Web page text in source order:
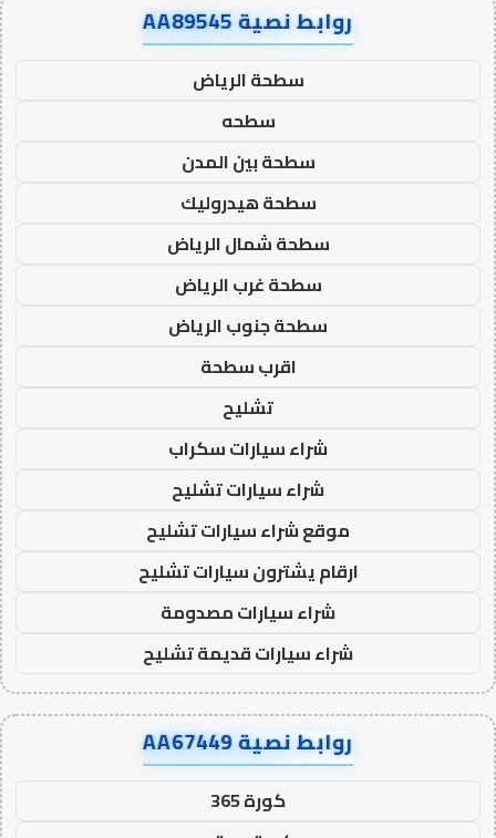
روابط نصية AA89545
سطحة الرياض
سطحه
سطحة بين المدن
سطحة هيدروليك
سطحة شمال الرياض
سطحة غرب الرياض
سطحة جنوب الرياض
اقرب سطحة
تشليح
شراء سيارات سكراب
شراء سيارات تشليح
موقع شراء سيارات تشليح
ارقام يشترون سيارات تشليح
شراء سيارات مصدومة
شراء سيارات قديمة تشليح
روابط نصية AA67449
كورة 365